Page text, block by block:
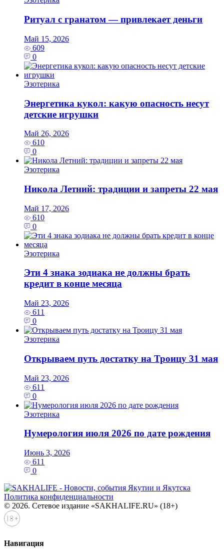
Ритуал с гранатом — привлекает деньги
Май 15, 2026
609
0
Эзотерика
Энергетика кукол: какую опасность несут
детские игрушки
Май 26, 2026
610
0
Эзотерика
Никола Летний: традиции и запреты 22 мая
Май 17, 2026
610
0
Эзотерика
Эти 4 знака зодиака не должны брать
кредит в конце месяца
Май 23, 2026
611
0
Эзотерика
Открываем путь достатку на Троицу 31 мая
Май 23, 2026
611
0
Эзотерика
Нумерология июля 2026 по дате рождения
Июнь 3, 2026
611
0
Политика конфиденциальности
© 2026. Сетевое издание «SAKHALIFE.RU» (18+)
Навигация